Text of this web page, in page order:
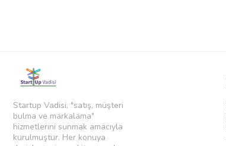
Startup Vadisi, "satış, müşteri
bulma ve markalama"
hizmetlerini sunmak amacıyla
kurulmuştur. Her konuya